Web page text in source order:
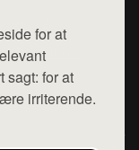
for at
sagt: for at
irriterende.
og privatlivspolitik